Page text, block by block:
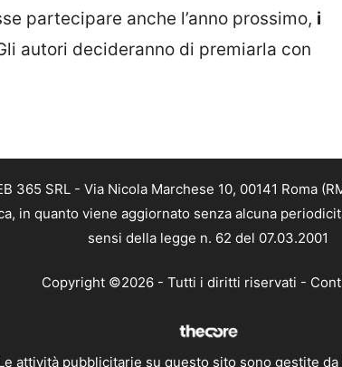
partecipare anche l’anno prossimo, i
autori decideranno di premiarla con
365 SRL - Via Nicola Marchese 10, 00141 Roma
in quanto viene aggiornato senza alcuna
sensi della legge n. 62 del 07.03.2001
Copyright ©2026 - Tutti i diritti riservati -
attività pubblicitarie su questo sito sono gestite